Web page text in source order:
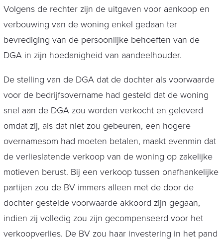
Volgens de rechter zijn de uitgaven voor aankoop en
verbouwing van de woning enkel gedaan ter
bevrediging van de persoonlijke behoeften van de
DGA in zijn hoedanigheid van aandeelhouder.
De stelling van de DGA dat de dochter als voorwaarde
voor de bedrijfsovername had gesteld dat de woning
snel aan de DGA zou worden verkocht en geleverd
omdat zij, als dat niet zou gebeuren, een hogere
overnamesom had moeten betalen, maakt evenmin dat
de verlieslatende verkoop van de woning op zakelijke
motieven berust. Bij een verkoop tussen onafhankelijke
partijen zou de BV immers alleen met de door de
dochter gestelde voorwaarde akkoord zijn gegaan,
indien zij volledig zou zijn gecompenseerd voor het
verkoopverlies. De BV zou haar investering in het pand